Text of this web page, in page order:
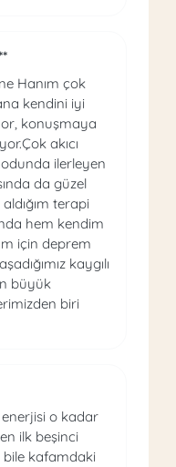
Hanım çok
kendini iyi
konuşmaya
akıcı
ilerleyen
da güzel
terapi
hem kendim
için deprem
kaygılı
büyük
biri
enerjisi o kadar
ilk beşinci
kafamdaki